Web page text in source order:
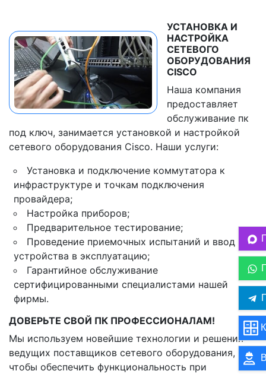
УСТАНОВКА И
НАСТРОЙКА
СЕТЕВОГО
ОБОРУДОВАНИЯ
CISCO
Наша компания
предоставляет
обслуживание пк
под ключ, занимается установкой и настройкой
сетевого оборудования Cisco. Наши услуги:
Установка и подключение коммутатора к
инфраструктуре и точкам подключения
провайдера;
Настройка приборов;
Предварительное тестирование;
Проведение приемочных испытаний и ввод
устройства в эксплуатацию;
Гарантийное обслуживание
сертифицированными специалистами нашей
фирмы.
ДОВЕРЬТЕ СВОЙ ПК ПРОФЕССИОНАЛАМ!
Мы используем новейшие технологии и решения
ведущих поставщиков сетевого оборудования,
чтобы обеспечить функциональность при